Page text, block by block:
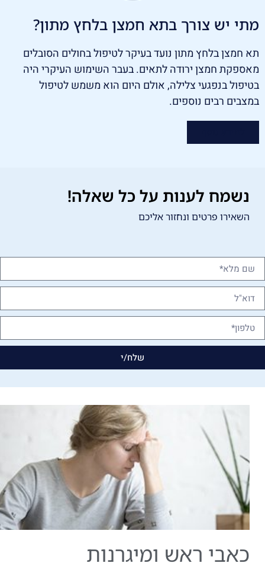
מתי יש צורך בתא חמצן בלחץ מתון?
תא חמצן בלחץ מתון נועד בעיקר לטיפול בחולים הסובלים
מאספקת חמצן ירודה לתאים. בעבר השימוש העיקרי היה
בטיפול בנפגעי צלילה, אולם היום הוא משמש לטיפול
במצבים רבים נוספים.
נשמח לענות על כל שאלה!
השאירו פרטים ונחזור אליכם
שלח/י
כאבי ראש ומיגרנות